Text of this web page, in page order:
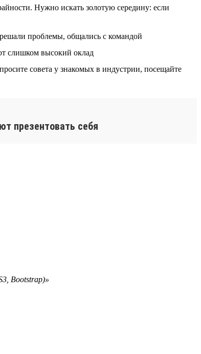
Нужно искать золотую середину: если
проблемы, общались с командой
слишком высокий оклад
совета у знакомых в индустрии, посещайте
презентовать себя
Bootstrap)»